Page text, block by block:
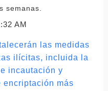
semanas.
AM
las medidas
ilícitas, incluida la
incautación y
encriptación más